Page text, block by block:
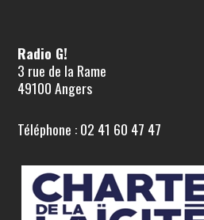
Radio G!
3 rue de la Rame
49100 Angers
Téléphone : 02 41 60 47 47